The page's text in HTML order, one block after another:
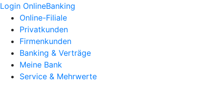
Login OnlineBanking
Online-Filiale
Privatkunden
Firmenkunden
Banking & Verträge
Meine Bank
Service & Mehrwerte